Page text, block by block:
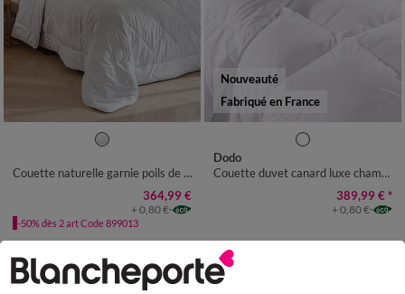
Couette naturelle garnie poils de chameau
364,99 €
+ 0,80 €
-50% dès 2 art Code 899013
Nouveauté
Fabriqué en France
Dodo
Couette duvet canard luxe chambre fraîche
389,99 € *
+ 0,80 €